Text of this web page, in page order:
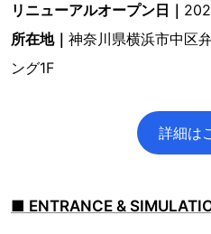
リニューアルオープン日｜
所在地｜ 神奈川県横浜市中区
ング1F
詳細は
■ ENTRANCE &